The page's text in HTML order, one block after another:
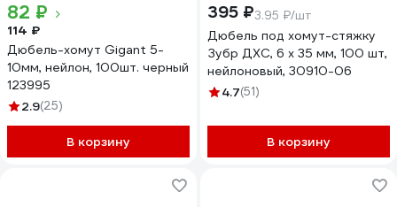
82 ₽
114 ₽
Дюбель-хомут Gigant 5-
10мм, нейлон, 100шт. черный
123995
2.9(25)
В корзину
395 ₽3.95 ₽/шт
Дюбель под хомут-стяжку
Зубр ДХС, 6 x 35 мм, 100 шт,
нейлоновый, 30910-06
4.7(51)
В корзину